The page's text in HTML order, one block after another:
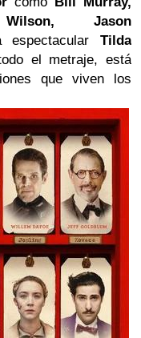
Jason
espectacular Tilda
el metraje, está
que viven los